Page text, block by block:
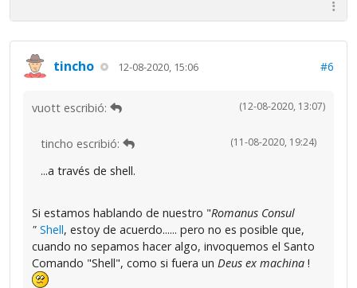
tincho 12-08-2020, 15:06 #6
(12-08-2020, 13:07)
vuott escribió:
(11-08-2020, 19:24)
tincho escribió:
...a través de shell.
Si estamos hablando de nuestro "Romanus Consul
" Shell, estoy de acuerdo...... pero no es posible que,
cuando no sepamos hacer algo, invoquemos el Santo
Comando "Shell", como si fuera un Deus ex machina !